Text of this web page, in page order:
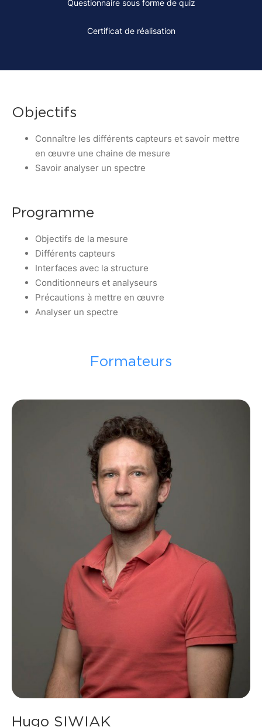
Questionnaire sous forme de quiz
Certificat de réalisation
Objectifs
Connaître les différents capteurs et savoir mettre
en œuvre une chaine de mesure
Savoir analyser un spectre
Programme
Objectifs de la mesure
Différents capteurs
Interfaces avec la structure
Conditionneurs et analyseurs
Précautions à mettre en œuvre
Analyser un spectre
Formateurs
Hugo SIWIAK